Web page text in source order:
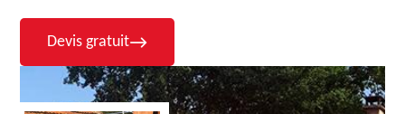
Devis gratuit